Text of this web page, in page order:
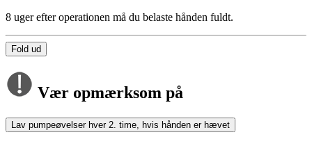
8 uger efter operationen må du belaste hånden fuldt.
Fold ud
Vær opmærksom på
Lav pumpeøvelser hver 2. time, hvis hånden er hævet